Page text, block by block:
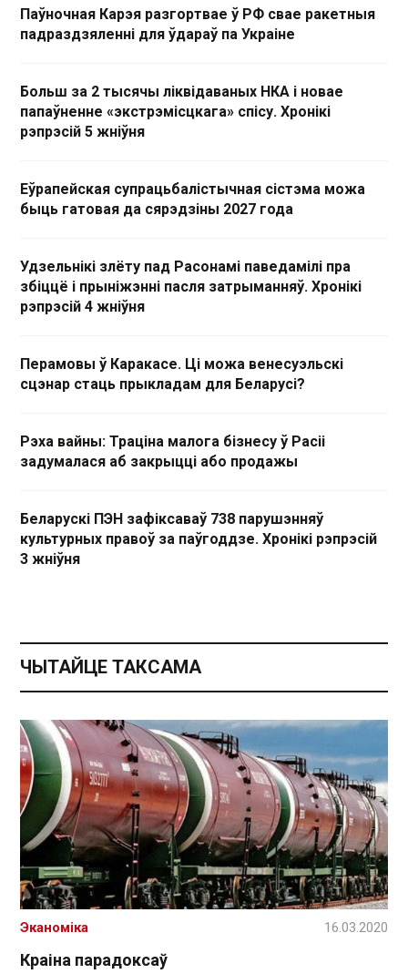
Паўночная Карэя разгортвае ў РФ свае ракетныя
падраздзяленні для ўдараў па Украіне
Больш за 2 тысячы ліквідаваных НКА і новае
папаўненне «экстрэмісцкага» спісу. Хронікі
рэпрэсій 5 жніўня
Еўрапейская супрацьбалістычная сістэма можа
быць гатовая да сярэдзіны 2027 года
Удзельнікі злёту пад Расонамі паведамілі пра
збіццё і прыніжэнні пасля затрыманняў. Хронікі
рэпрэсій 4 жніўня
Перамовы ў Каракасе. Ці можа венесуэльскі
сцэнар стаць прыкладам для Беларусі?
Рэха вайны: Траціна малога бізнесу ў Расіі
задумалася аб закрыцці або продажы
Беларускі ПЭН зафіксаваў 738 парушэнняў
культурных правоў за паўгоддзе. Хронікі рэпрэсій
3 жніўня
ЧЫТАЙЦЕ ТАКСАМА
Краіна парадоксаў
Эканоміка 16.03.2020